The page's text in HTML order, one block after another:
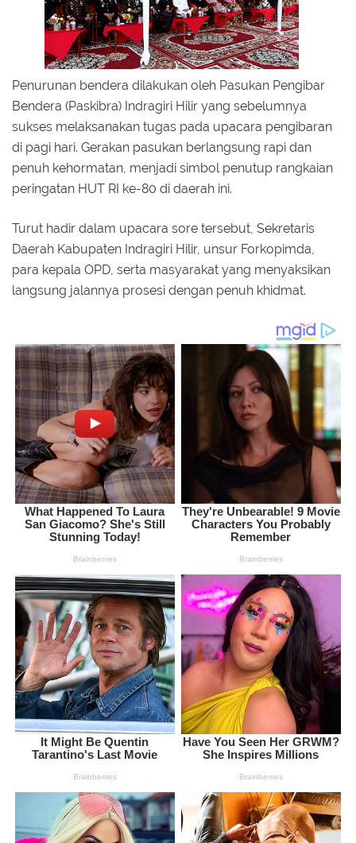
Penurunan bendera dilakukan oleh Pasukan Pengibar
Bendera (Paskibra) Indragiri Hilir yang sebelumnya
sukses melaksanakan tugas pada upacara pengibaran
di pagi hari. Gerakan pasukan berlangsung rapi dan
penuh kehormatan, menjadi simbol penutup rangkaian
peringatan HUT RI ke-80 di daerah ini.
Turut hadir dalam upacara sore tersebut, Sekretaris
Daerah Kabupaten Indragiri Hilir, unsur Forkopimda,
para kepala OPD, serta masyarakat yang menyaksikan
langsung jalannya prosesi dengan penuh khidmat.